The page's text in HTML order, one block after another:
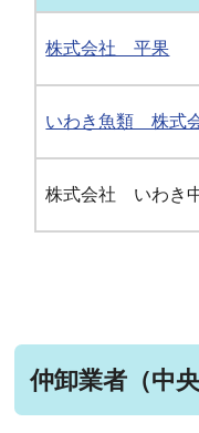
株式会社 平果
いわき魚類 株式
株式会社 いわき
仲卸業者（中央